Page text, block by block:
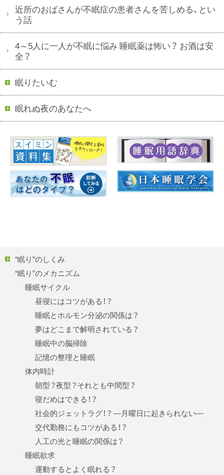
近所のおばさんが不眠症の患者さんを苦しめる、とい
う話
4～5人に一人が不眠に悩み 睡眠薬は怖い？ お酒は安
全？
眠りたいむ
眠れぬ夜のあなたへ
“眠り”のしくみ
“眠り”のメカニズム
睡眠サイクル
昼寝にはコツがある！？
睡眠とホルモン分泌の関係は？
夢はどこまで解明されている？
睡眠中の脳掃除
記憶の整理と睡眠
体内時計
朝型？夜型？それとも中間型？
寝だめはできる！？
社会的ジェットラグ！？ —月曜日に起きられない—
交代勤務にもコツがある！？
人工の光と睡眠の関係は？
睡眠欲求
運動するとよく眠れる？